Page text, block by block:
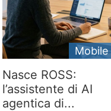
Mobile
Nasce ROSS:
l’assistente di AI
agentica di...